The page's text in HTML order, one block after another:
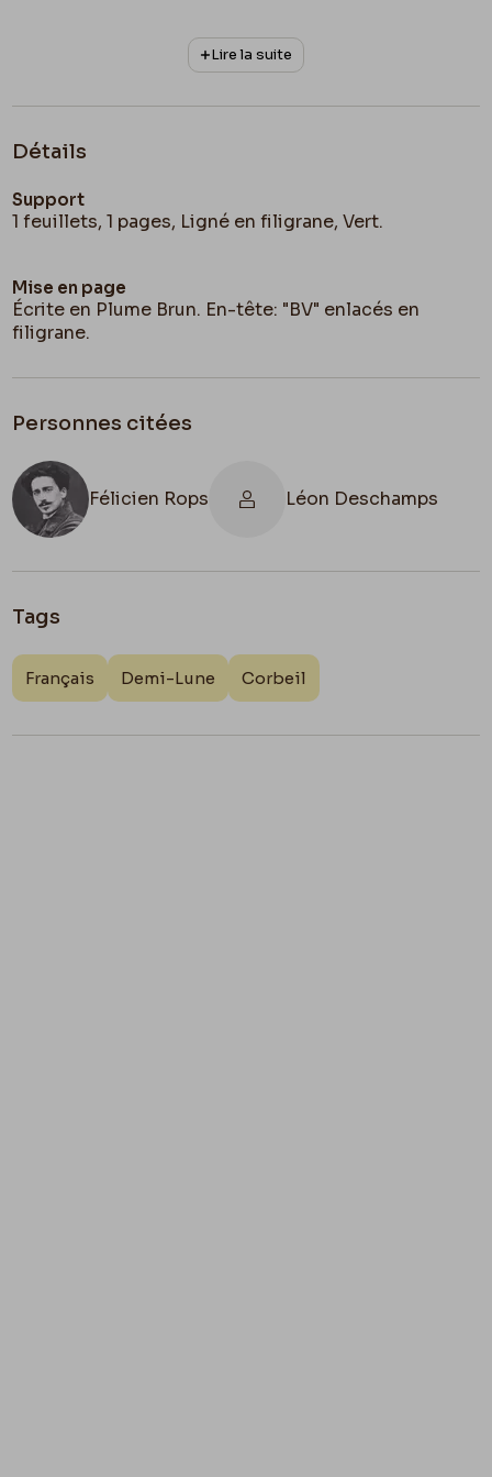
Lire la suite
Détails
Support
1 feuillets, 1 pages, Ligné en filigrane, Vert.
Mise en page
Écrite en Plume Brun. En-tête: "BV" enlacés en
filigrane.
Personnes citées
Félicien Rops Léon Deschamps
Tags
Français Demi-Lune Corbeil